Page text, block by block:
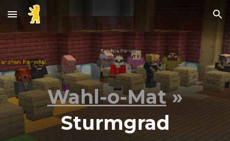
Skip to main content Skip to navigation
Wahl-o-Mat»
Sturmgrad